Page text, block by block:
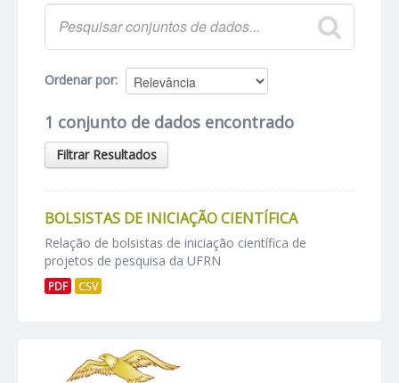
Ordenar por
1 conjunto de dados encontrado
Filtrar Resultados
BOLSISTAS DE INICIAÇÃO CIENTÍFICA
Relação de bolsistas de iniciação científica de
projetos de pesquisa da UFRN
PDF CSV